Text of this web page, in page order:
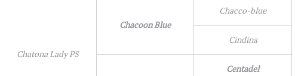
Chatona Lady PS
Chacoon Blue
Chacco-blue
Cindina
Centadel